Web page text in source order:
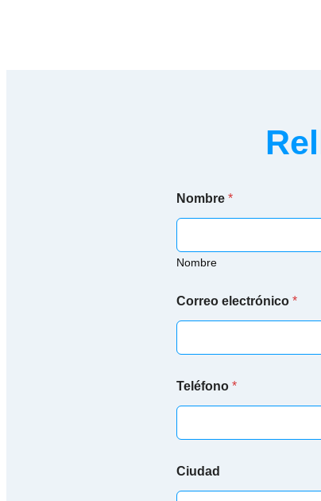
Nombre *
Nombre
Correo electrónico *
Teléfono *
Ciudad